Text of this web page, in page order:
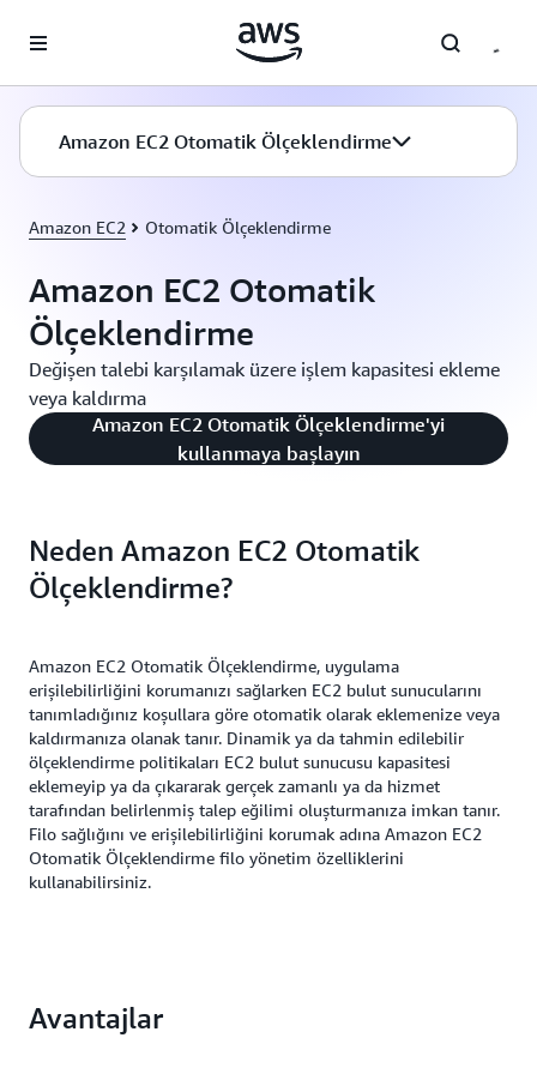
Amazon EC2 Otomatik Ölçeklendirme
Amazon EC2 Otomatik Ölçeklendirme
Amazon EC2 Otomatik
Ölçeklendirme
Değişen talebi karşılamak üzere işlem kapasitesi ekleme
veya kaldırma
Amazon EC2 Otomatik Ölçeklendirme'yi
kullanmaya başlayın
Neden Amazon EC2 Otomatik
Ölçeklendirme?
Amazon EC2 Otomatik Ölçeklendirme, uygulama
erişilebilirliğini korumanızı sağlarken EC2 bulut sunucularını
tanımladığınız koşullara göre otomatik olarak eklemenize veya
kaldırmanıza olanak tanır. Dinamik ya da tahmin edilebilir
ölçeklendirme politikaları EC2 bulut sunucusu kapasitesi
eklemeyip ya da çıkararak gerçek zamanlı ya da hizmet
tarafından belirlenmiş talep eğilimi oluşturmanıza imkan tanır.
Filo sağlığını ve erişilebilirliğini korumak adına Amazon EC2
Otomatik Ölçeklendirme filo yönetim özelliklerini
kullanabilirsiniz.
Avantajlar